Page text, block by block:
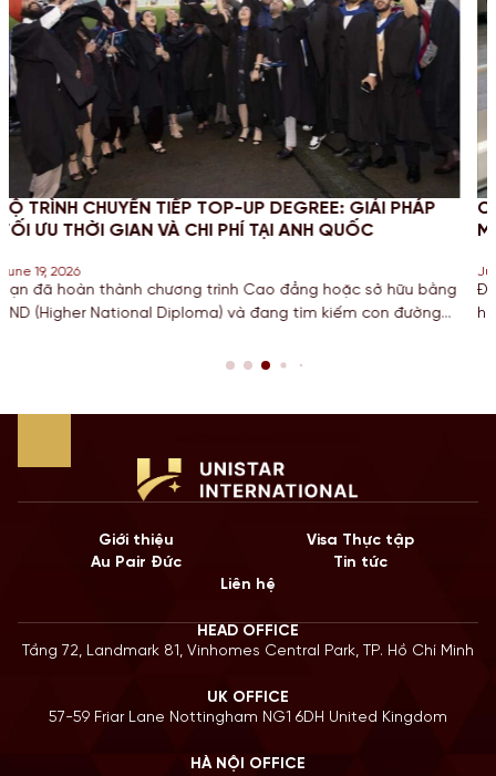
GIẢI PHÁP
ANH QUỐC
đẳng hoặc sở hữu bằng
tìm kiếm con đường
CHINH PHỤC STEM OPT 2026:
MỚI VÀ NGHĨA VỤ BÁO CÁO CHO
Đối với các bạn Sinh viên đang theo
học, Công nghệ, Kỹ thuật và Toán
còn là “bước đệm” quan trọng cho lộ
Giới thiệu
Visa Thực tập
Au Pair Đức
Tin tức
Liên hệ
HEAD OFFICE
Tầng 72, Landmark 81, Vinhomes Central Park, TP. Hồ Chí Minh
UK OFFICE
57-59 Friar Lane Nottingham NG1 6DH United Kingdom
HÀ NỘI OFFICE